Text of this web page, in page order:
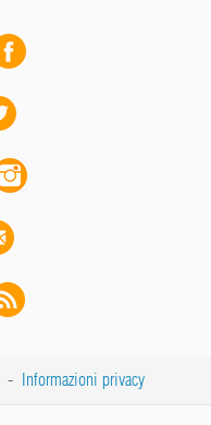
- Informazioni privacy